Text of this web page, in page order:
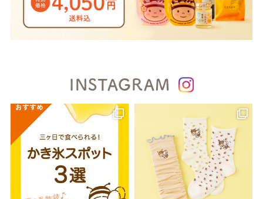
INSTAGRAM